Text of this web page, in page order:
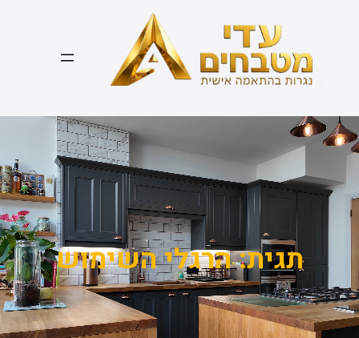
תגית:הרגלי השימוש